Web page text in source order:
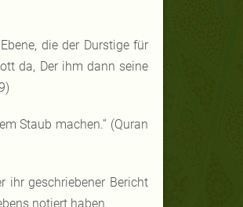
die der Durstige für
da, Der ihm dann seine
Staub machen.” (Quran
ihr geschriebener Bericht
notiert haben.